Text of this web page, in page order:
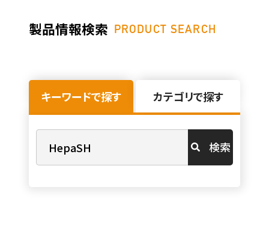
製品情報検索 PRODUCT SEARCH
キーワードで探す カテゴリで探す
検索